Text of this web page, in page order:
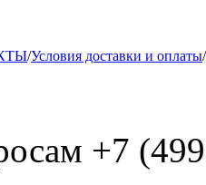
/Условия доставки и оплаты/
+7